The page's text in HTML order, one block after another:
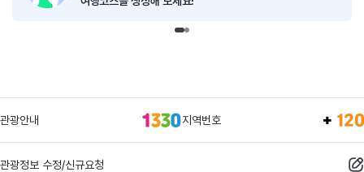
관광안내 지역번호
관광정보 수정/신규요청